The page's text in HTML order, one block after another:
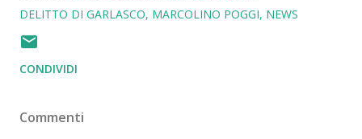
DELITTO DI GARLASCO MARCOLINO POGGI NEWS
CONDIVIDI
Commenti